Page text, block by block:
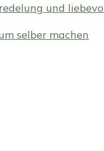
und
selber machen